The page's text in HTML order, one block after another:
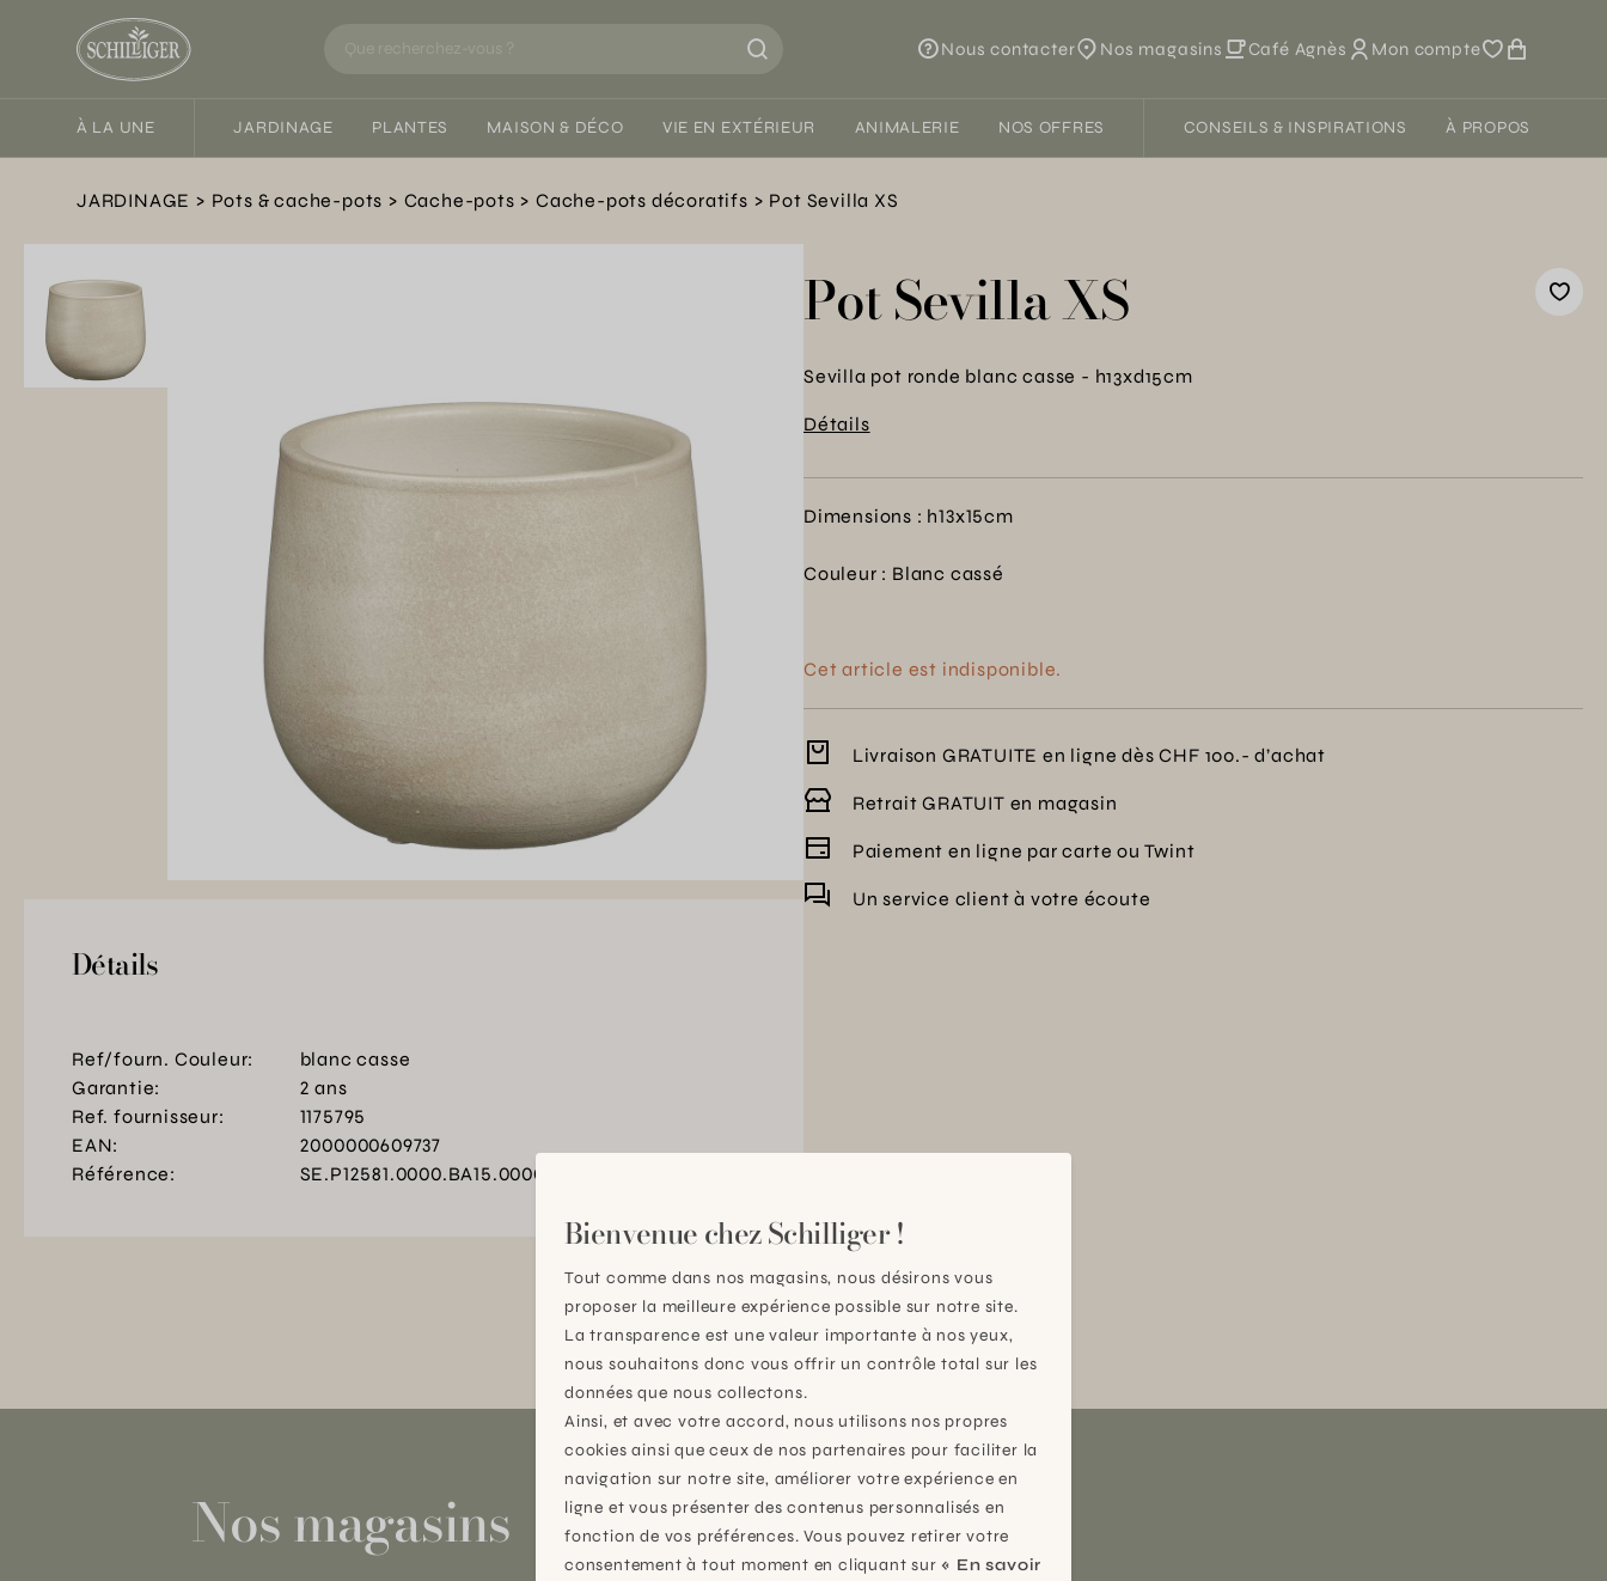
Nous contacter Nos magasins Café Agnès Mon compte
À LA UNE JARDINAGE PLANTES MAISON & DÉCO VIE EN EXTÉRIEUR ANIMALERIE NOS OFFRES CONSEILS & INSPIRATIONS À PROPOS
JARDINAGE Pots & cache-pots Cache-pots Cache-pots décoratifs Pot Sevilla XS
Détails
Ref/fourn. Couleur:
blanc casse
Garantie:
2 ans
Ref. fournisseur:
1175795
EAN:
2000000609737
Référence:
SE.P12581.0000.BA15.0000
Pot Sevilla XS
Sevilla pot ronde blanc casse - h13xd15cm
Détails
Dimensions : h13x15cm
Couleur : Blanc cassé
Cet article est indisponible.
Livraison GRATUITE en ligne dès CHF 100.- d’achat
Retrait GRATUIT en magasin
Paiement en ligne par carte ou Twint
Un service client à votre écoute
Nos magasins
Bienvenue chez Schilliger !
Tout comme dans nos magasins, nous désirons vous
proposer la meilleure expérience possible sur notre site.
La transparence est une valeur importante à nos yeux,
nous souhaitons donc vous offrir un contrôle total sur les
données que nous collectons.
Ainsi, et avec votre accord, nous utilisons nos propres
cookies ainsi que ceux de nos partenaires pour faciliter la
navigation sur notre site, améliorer votre expérience en
ligne et vous présenter des contenus personnalisés en
fonction de vos préférences. Vous pouvez retirer votre
consentement à tout moment en cliquant sur « En savoir